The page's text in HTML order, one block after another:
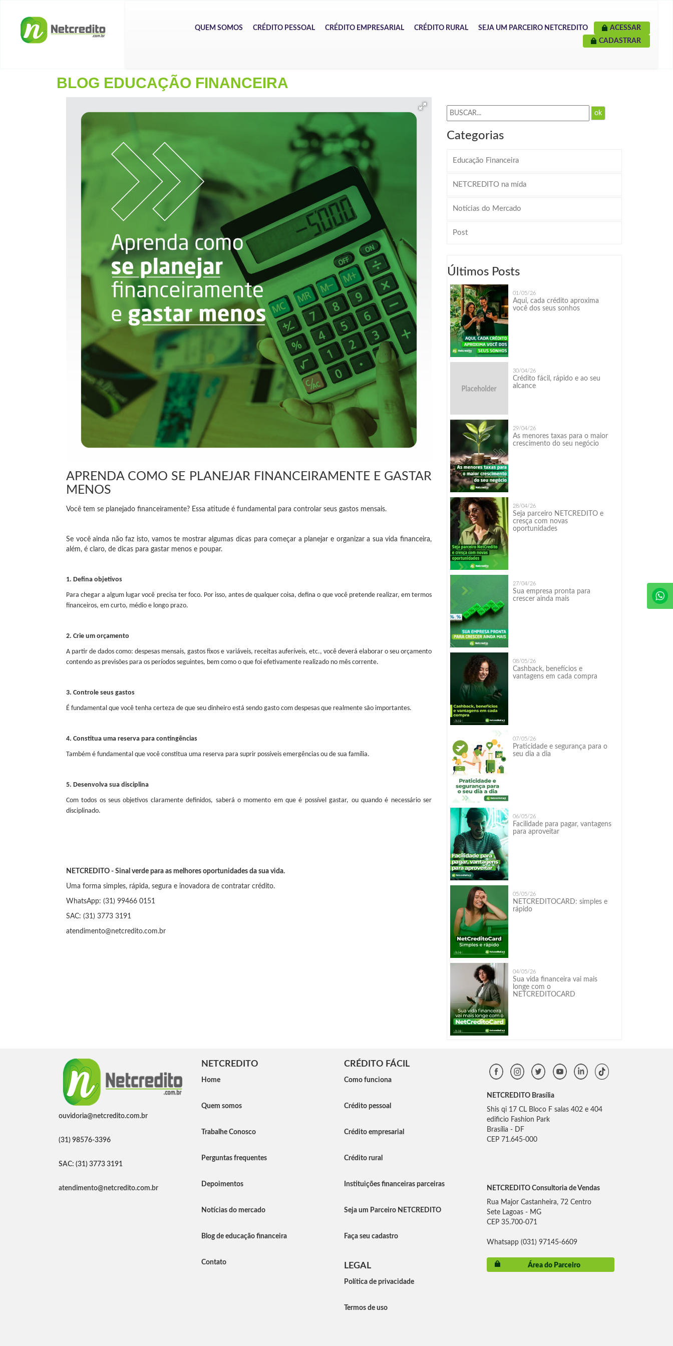
QUEM SOMOS CRÉDITO PESSOAL CRÉDITO EMPRESARIAL CRÉDITO RURAL SEJA UM PARCEIRO NETCREDITO
ACESSAR
CADASTRAR
BLOG EDUCAÇÃO FINANCEIRA
APRENDA COMO SE PLANEJAR FINANCEIRAMENTE E GASTAR
MENOS
Você tem se planejado financeiramente? Essa atitude é fundamental para controlar seus gastos mensais.
Se você ainda não faz isto, vamos te mostrar algumas dicas para começar a planejar e organizar a sua vida financeira,
além, é claro, de dicas para gastar menos e poupar.
1. Defina objetivos
Para chegar a algum lugar você precisa ter foco. Por isso, antes de qualquer coisa, defina o que você pretende realizar, em termos
financeiros, em curto, médio e longo prazo.
2. Crie um orçamento
A partir de dados como: despesas mensais, gastos fixos e variáveis, receitas auferíveis, etc., você deverá elaborar o seu orçamento
contendo as previsões para os períodos seguintes, bem como o que foi efetivamente realizado no mês corrente.
3. Controle seus gastos
É fundamental que você tenha certeza de que seu dinheiro está sendo gasto com despesas que realmente são importantes.
4. Constitua uma reserva para contingências
Também é fundamental que você constitua uma reserva para suprir possíveis emergências ou de sua família.
5. Desenvolva sua disciplina
Com todos os seus objetivos claramente definidos, saberá o momento em que é possível gastar, ou quando é necessário ser
disciplinado.
NETC REDITO - Sinal verde para as melhores oportunidades da sua vida.
Uma forma simples, rápida, segura e inovadora de contratar crédito.
WhatsApp: (31) 99466 0151
SAC: (31) 3773 3191
atendimento@netcredito.com.br
ok
Categorias
Educação Financeira
NETCREDITO na mída
Notícias do Mercado
Post
Últimos Posts
01/05/26
Aqui, cada crédito aproxima
você dos seus sonhos
30/04/26
Crédito fácil, rápido e ao seu
alcance
29/04/26
As menores taxas para o maior
crescimento do seu negócio
28/04/26
Seja parceiro NETCREDITO e
cresça com novas
oportunidades
27/04/26
Sua empresa pronta para
crescer ainda mais
08/05/26
Cashback, benefícios e
vantagens em cada compra
07/05/26
Praticidade e segurança para o
seu dia a dia
06/05/26
Facilidade para pagar, vantagens
para aproveitar
05/05/26
NETCREDITOCARD: simples e
rápido
04/05/26
Sua vida financeira vai mais
longe com o
NETCREDITOCARD
ouvidoria@netcredito.com.br
(31) 98576-3396
SAC: (31) 3773 3191
atendimento@netcredito.com.br
NETCREDITO
Home
Quem somos
Trabalhe Conosco
Perguntas frequentes
Depoimentos
Notícias do mercado
Blog de educação financeira
Contato
CRÉDITO FÁCIL
Como funciona
Crédito pessoal
Crédito empresarial
Crédito rural
Instituições financeiras parceiras
Seja um Parceiro NETCREDITO
Faça seu cadastro
LEGAL
Política de privacidade
Termos de uso
NETCREDITO Brasília
Shis qi 17 CL Bloco F salas 402 e 404
edificio Fashion Park
Brasília - DF
CEP 71.645-000
NETCREDITO Consultoria de Vendas
Rua Major Castanheira, 72 Centro
Sete Lagoas - MG
CEP 35.700-071
Whatsapp (031) 97145-6609
Área do Parceiro